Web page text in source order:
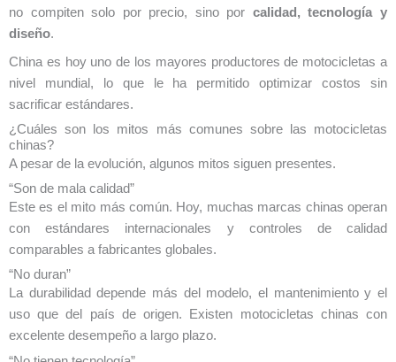
no compiten solo por precio, sino por calidad, tecnología y
diseño.
China es hoy uno de los mayores productores de motocicletas a
nivel mundial, lo que le ha permitido optimizar costos sin
sacrificar estándares.
¿Cuáles son los mitos más comunes sobre las motocicletas
chinas?
A pesar de la evolución, algunos mitos siguen presentes.
“Son de mala calidad”
Este es el mito más común. Hoy, muchas marcas chinas operan
con estándares internacionales y controles de calidad
comparables a fabricantes globales.
“No duran”
La durabilidad depende más del modelo, el mantenimiento y el
uso que del país de origen. Existen motocicletas chinas con
excelente desempeño a largo plazo.